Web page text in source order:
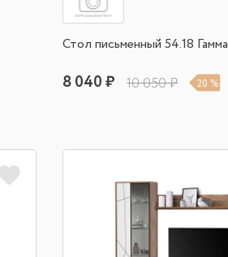
Стол письменный 54.18 Гамма
8 040 ₽ 10 050 ₽ 20 %